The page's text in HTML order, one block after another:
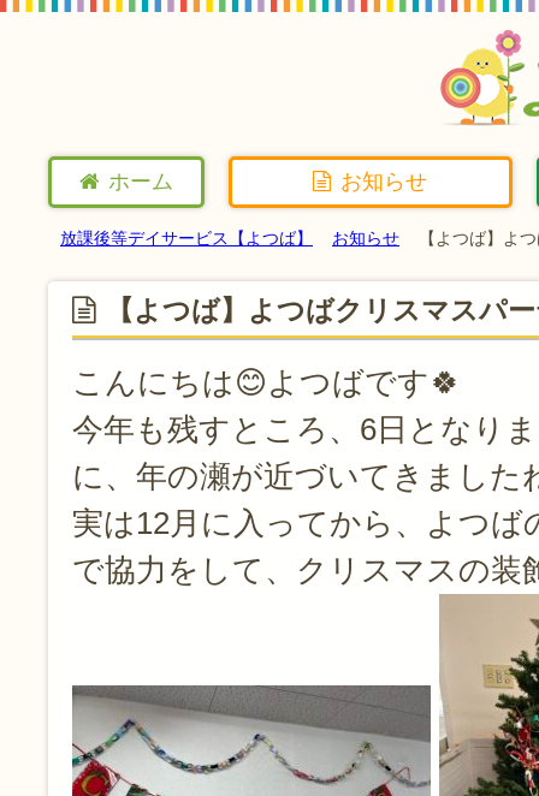
ホーム お知らせ
放課後等デイサービス【よつば】 お知らせ 【よつば】よ
【よつば】よつばクリスマスパ
こんにちは😊よつばです🍀
今年も残すところ、6日となり
に、年の瀬が近づいてきました
実は12月に入ってから、よつば
で協力をして、クリスマスの装